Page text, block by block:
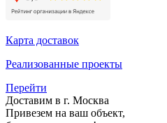
Карта доставок
Реализованные проекты
Перейти
Доставим в г. Москва
Привезем на ваш объект,